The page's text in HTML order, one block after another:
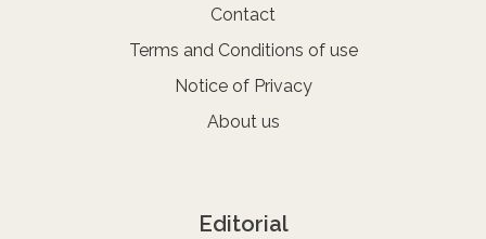
Contact
Terms and Conditions of use
Notice of Privacy
About us
Editorial